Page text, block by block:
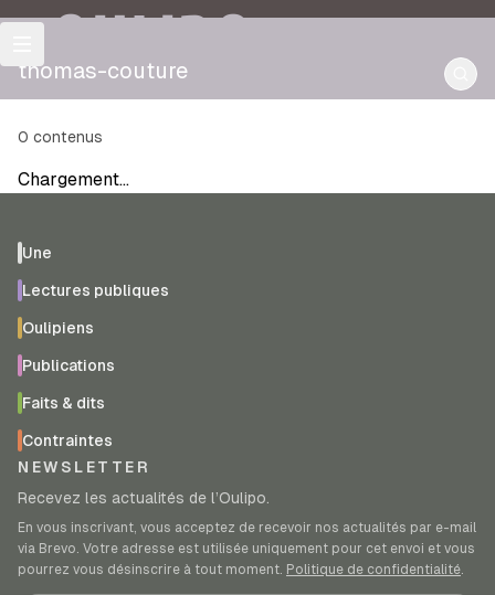
OULIPO
thomas-couture
0 contenus
Chargement…
Une
Lectures publiques
Oulipiens
Publications
Faits & dits
Contraintes
NEWSLETTER
Recevez les actualités de l’Oulipo.
En vous inscrivant, vous acceptez de recevoir nos actualités par e-mail
via Brevo. Votre adresse est utilisée uniquement pour cet envoi et vous
pourrez vous désinscrire à tout moment. Politique de confidentialité.